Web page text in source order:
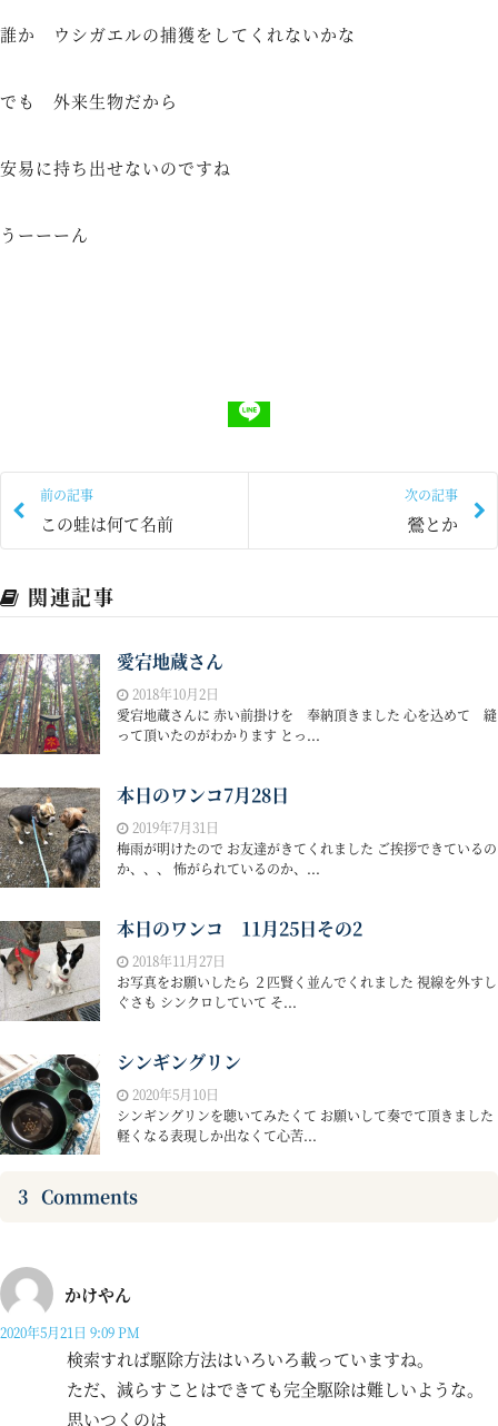
誰か ウシガエルの捕獲をしてくれないかな
でも 外来生物だから
安易に持ち出せないのですね
うーーーん
前の記事
この蛙は何て名前
次の記事
鶯とか
関連記事
愛宕地蔵さん
2018年10月2日
愛宕地蔵さんに 赤い前掛けを 奉納頂きました 心を込めて 縫
って頂いたのがわかります とっ...
本日のワンコ7月28日
2019年7月31日
梅雨が明けたので お友達がきてくれました ご挨拶できているの
か、、、 怖がられているのか、...
本日のワンコ 11月25日その2
2018年11月27日
お写真をお願いしたら ２匹賢く並んでくれました 視線を外すし
ぐさも シンクロしていて そ...
シンギングリン
2020年5月10日
シンギングリンを聴いてみたくて お願いして奏でて頂きました
軽くなる表現しか出なくて心苦...
3 Comments
かけやん
2020年5月21日 9:09 PM
検索すれば駆除方法はいろいろ載っていますね。
ただ、減らすことはできても完全駆除は難しいような。
思いつくのは